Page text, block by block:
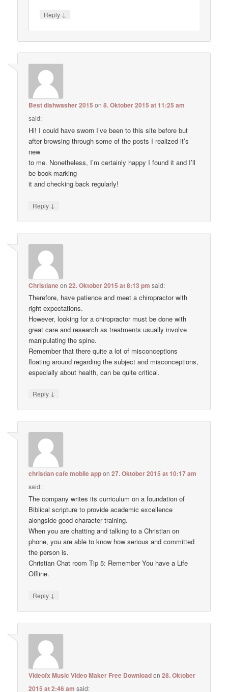
Reply ↓
Best dishwasher 2015 on8. Oktober 2015 at 11:25 am
said:
Hi! I could have sworn I’ve been to this site before but
after browsing through some of the posts I realized it’s
new
to me. Nonetheless, I’m certainly happy I found it and I’ll
be book-marking
it and checking back regularly!
Reply ↓
Christianeon22. Oktober 2015 at 8:13 pm said:
Therefore, have patience and meet a chiropractor with
right expectations.
However, looking for a chiropractor must be done with
great care and research as treatments usually involve
manipulating the spine.
Remember that there quite a lot of misconceptions
floating around regarding the subject and misconceptions,
especially about health, can be quite critical.
Reply ↓
christian cafe mobile appon27. Oktober 2015 at 10:17 am
said:
The company writes its curriculum on a foundation of
Biblical scripture to provide academic excellence
alongside good character training.
When you are chatting and talking to a Christian on
phone, you are able to know how serious and committed
the person is.
Christian Chat room Tip 5: Remember You have a Life
Offline.
Reply ↓
Videofx Music Video Maker Free Downloadon28. Oktober
2015 at 2:46 am said: